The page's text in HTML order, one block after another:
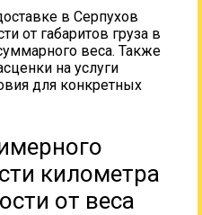
в Серпухов
от габаритов груза в
веса. Также
на услуги
для конкретных
километра
от веса